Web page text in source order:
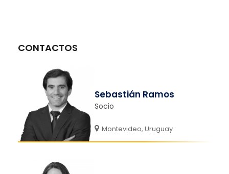
CONTACTOS
Sebastián Ramos
Socio
Montevideo, Uruguay